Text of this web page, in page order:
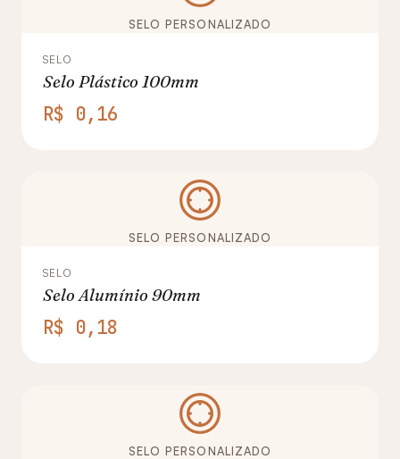
SELO PERSONALIZADO
SELO
Selo Plástico 100mm
R$ 0,16
SELO PERSONALIZADO
SELO
Selo Alumínio 90mm
R$ 0,18
SELO PERSONALIZADO